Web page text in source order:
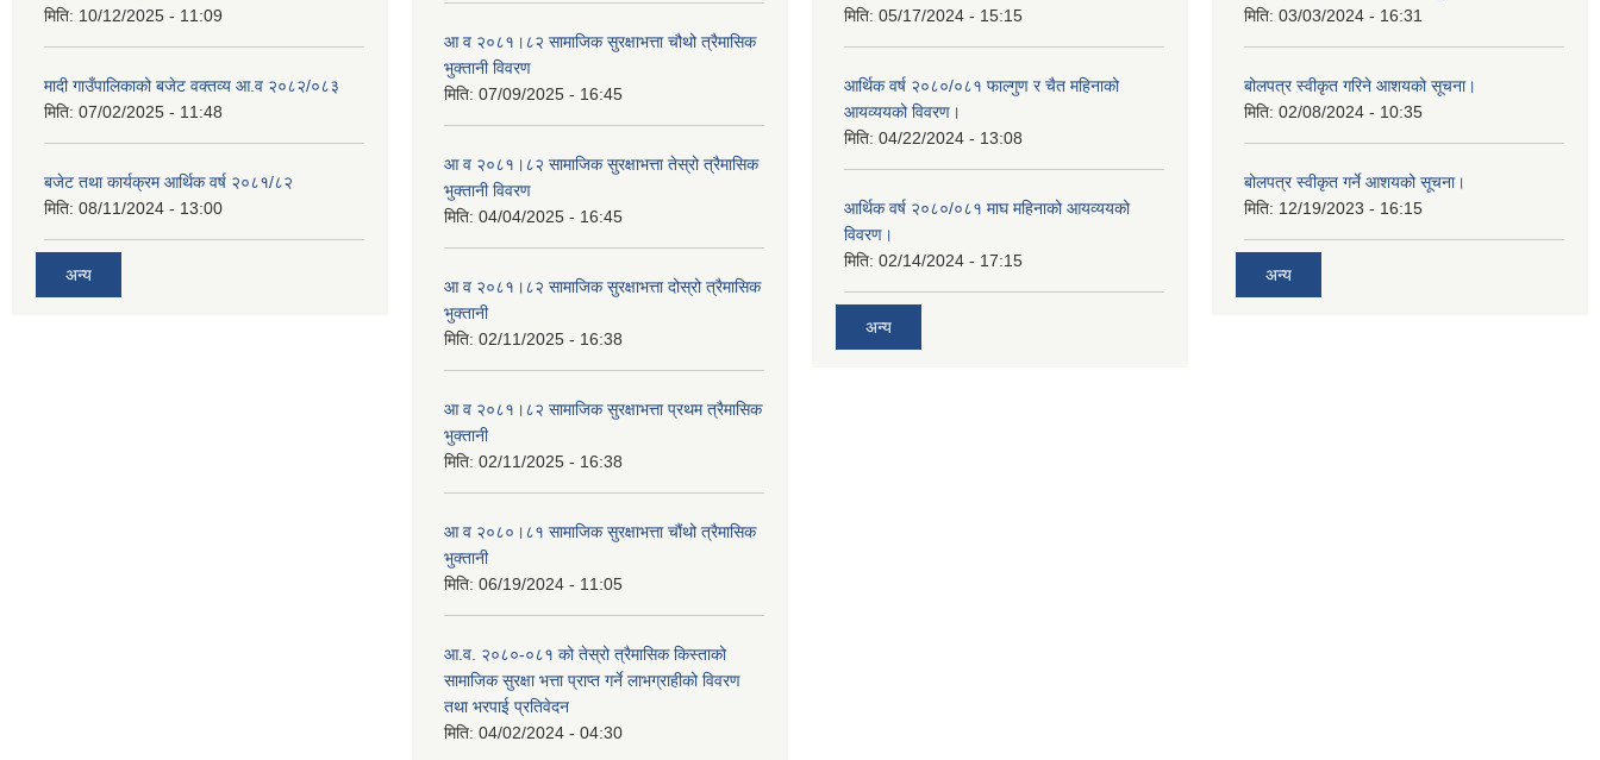
मिति: 10/12/2025 - 11:09
मादी गाउँपालिकाको बजेट वक्तव्य आ.व २०८२/०८३
मिति: 07/02/2025 - 11:48
बजेट तथा कार्यक्रम आर्थिक वर्ष २०८१/८२
मिति: 08/11/2024 - 13:00
अन्य
आ व २०८१।८२ सामाजिक सुरक्षाभत्ता चौथो त्रैमासिक
भुक्तानी विवरण
मिति: 07/09/2025 - 16:45
आ व २०८१।८२ सामाजिक सुरक्षाभत्ता तेस्रो त्रैमासिक
भुक्तानी विवरण
मिति: 04/04/2025 - 16:45
आ व २०८१।८२ सामाजिक सुरक्षाभत्ता दोस्रो त्रैमासिक
भुक्तानी
मिति: 02/11/2025 - 16:38
आ व २०८१।८२ सामाजिक सुरक्षाभत्ता प्रथम त्रैमासिक
भुक्तानी
मिति: 02/11/2025 - 16:38
आ व २०८०।८१ सामाजिक सुरक्षाभत्ता चौंथो त्रैमासिक
भुक्तानी
मिति: 06/19/2024 - 11:05
आ.व. २०८०-०८१ को तेस्रो त्रैमासिक किस्ताको
सामाजिक सुरक्षा भत्ता प्राप्त गर्ने लाभग्राहीको विवरण
तथा भरपाई प्रतिवेदन
मिति: 04/02/2024 - 04:30
मिति: 05/17/2024 - 15:15
आर्थिक वर्ष २०८०/०८१ फाल्गुण र चैत महिनाको
आयव्ययको विवरण।
मिति: 04/22/2024 - 13:08
आर्थिक वर्ष २०८०/०८१ माघ महिनाको आयव्ययको
विवरण।
मिति: 02/14/2024 - 17:15
अन्य
मिति: 03/03/2024 - 16:31
बोलपत्र स्वीकृत गरिने आशयको सूचना।
मिति: 02/08/2024 - 10:35
बोलपत्र स्वीकृत गर्ने आशयको सूचना।
मिति: 12/19/2023 - 16:15
अन्य